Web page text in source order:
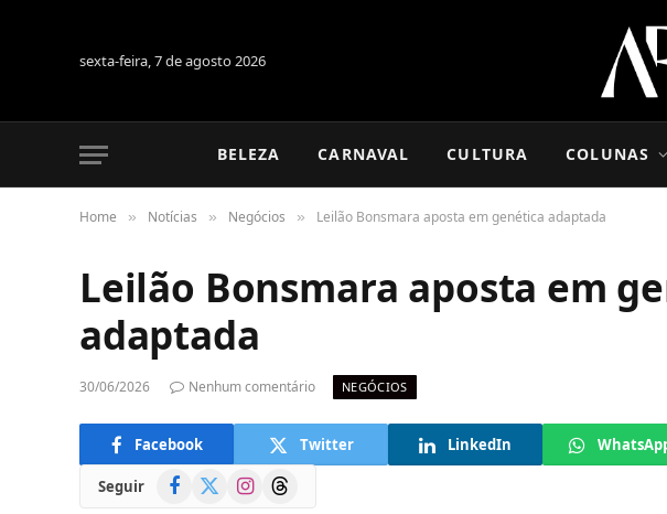
sexta-feira, 7 de agosto 2026
BELEZA CARNAVAL CULTURA COLUNAS
Home » Notícias » Negócios » Leilão Bonsmara aposta em genética adaptada
Leilão Bonsmara aposta em
adaptada
30/06/2026 Nenhum comentário NEGÓCIOS
Facebook Twitter LinkedIn
Seguir Facebook
(Twitter)
InstagramThreads